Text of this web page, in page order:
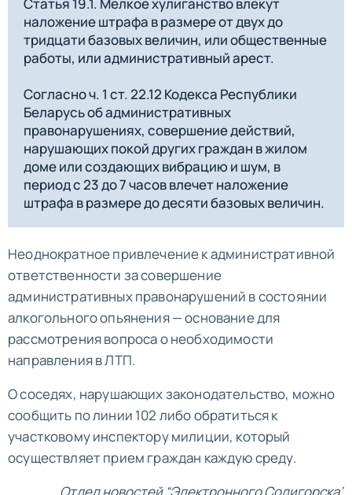
наложение штрафа в размере от двух до
тридцати базовых величин, или общественные
работы, или административный арест.
Согласно ч. 1 ст. 22.12 Кодекса Республики
Беларусь об административных
правонарушениях, совершение действий,
нарушающих покой других граждан в жилом
доме или создающих вибрацию и шум, в
период с 23 до 7 часов влечет наложение
штрафа в размере до десяти базовых величин.
Неоднократное привлечение к административной
ответственности за совершение
административных правонарушений в состоянии
алкогольного опьянения — основание для
рассмотрения вопроса о необходимости
направления в ЛТП.
О соседях, нарушающих законодательство, можно
сообщить по линии 102 либо обратиться к
участковому инспектору милиции, который
осуществляет прием граждан каждую среду.